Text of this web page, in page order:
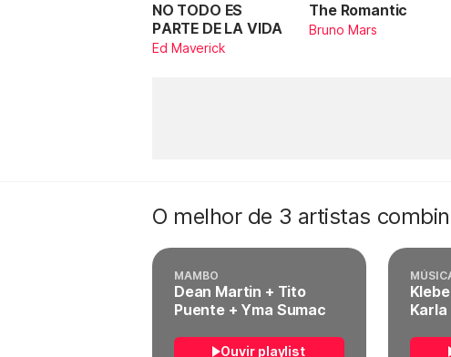
NO TODO ES
PARTE DE LA VIDA
Ed Maverick
The Romantic
Bruno Mars
O melhor de 3 artistas
MAMBO
Dean Martin + Tito
Puente + Yma Sumac
Ouvir playlist
Karla